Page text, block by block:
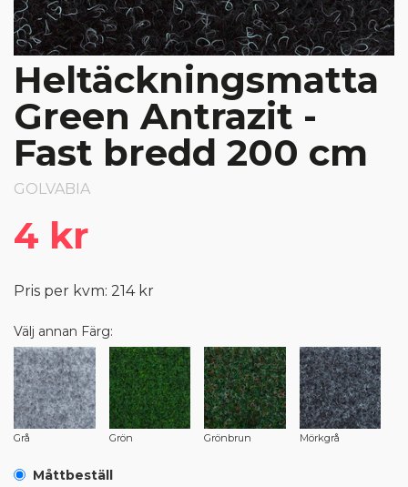
Heltäckningsmatta
Green Antrazit -
Fast bredd 200 cm
GOLVABIA
4 kr
Pris per kvm: 214 kr
Välj annan Färg:
Grå Grön Grönbrun Mörkgrå
Måttbeställ